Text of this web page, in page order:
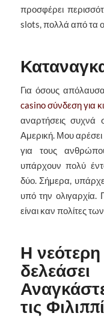
προσφέρει
slots, πολλά από τα
Για όσους
casino σύνδεση για
αναρτήσεις συχνά
Αμερική. Μου
για τους
υπάρχουν πολύ
δύο. Σήμερα,
υπό την ολιγαρχία.
είναι καν πολίτες
Η
τις